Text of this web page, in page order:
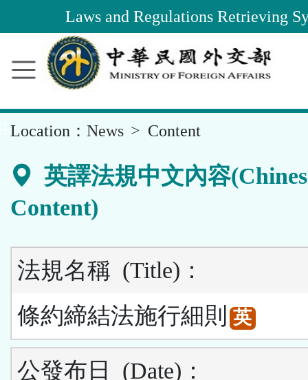
Laws and Regulations Retrieving
Location： News Content
英譯法規中文內容
Content)
法規名稱 (Title) ：
條約締結法施行細則 英
公發布日 (Date) ：